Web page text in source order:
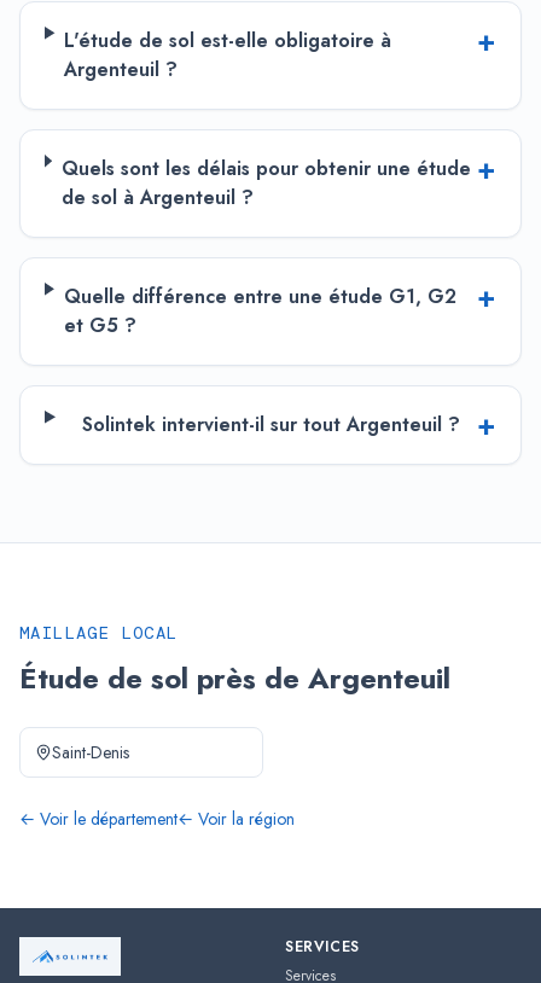
L'étude de sol est-elle obligatoire à
Argenteuil ?
+
Quels sont les délais pour obtenir une étude
de sol à Argenteuil ?
+
Quelle différence entre une étude G1, G2
et G5 ?
+
Solintek intervient-il sur tout Argenteuil ? +
MAILLAGE LOCAL
Étude de sol près de Argenteuil
Saint-Denis
← Voir le département← Voir la région
SERVICES
Services